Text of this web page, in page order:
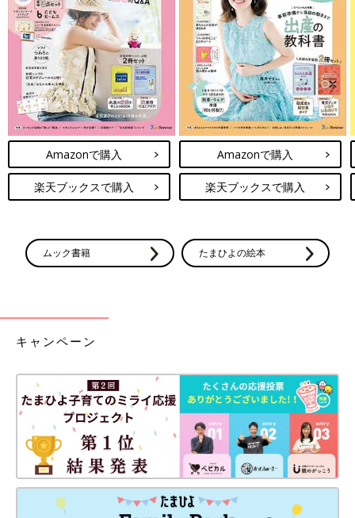
Amazonで購入
楽天ブックスで購入
Amazonで購入
楽天ブックスで購入
ムック書籍 たまひよの絵本
キャンペーン